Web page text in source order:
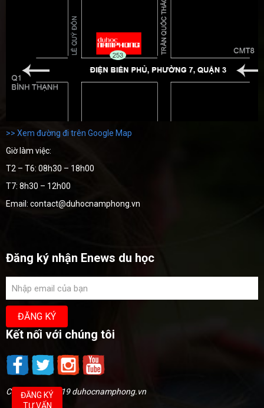
>> Xem đường đi trên Google Map
Giờ làm việc:
T2 – T6: 08h30 – 18h00
T7: 8h30 – 12h00
Email: contact@duhocnamphong.vn
Đăng ký nhận Enews du học
Kết nối với chúng tôi
Copyright @2019 duhocnamphong.vn
ĐĂNG KÝ
TƯ VẤN